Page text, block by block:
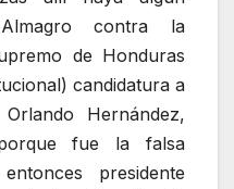
contra la
de Honduras
candidatura a
Hernández,
fue la falsa
presidente